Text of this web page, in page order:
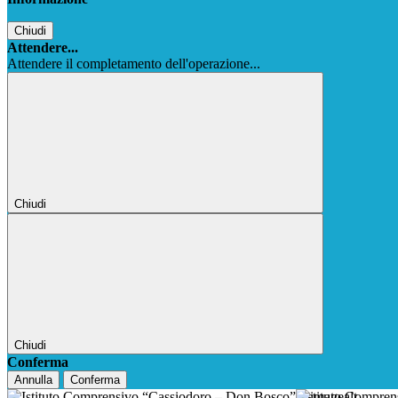
Chiudi
Attendere...
Attendere il completamento dell'operazione...
Chiudi
Chiudi
Conferma
Annulla Conferma